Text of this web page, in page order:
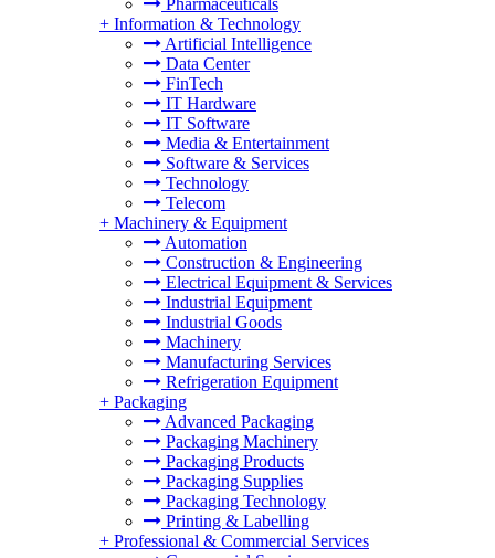
Pharmaceuticals
+ Information & Technology
Artificial Intelligence
Data Center
FinTech
IT Hardware
IT Software
Media & Entertainment
Software & Services
Technology
Telecom
+ Machinery & Equipment
Automation
Construction & Engineering
Electrical Equipment & Services
Industrial Equipment
Industrial Goods
Machinery
Manufacturing Services
Refrigeration Equipment
+ Packaging
Advanced Packaging
Packaging Machinery
Packaging Products
Packaging Supplies
Packaging Technology
Printing & Labelling
+ Professional & Commercial Services